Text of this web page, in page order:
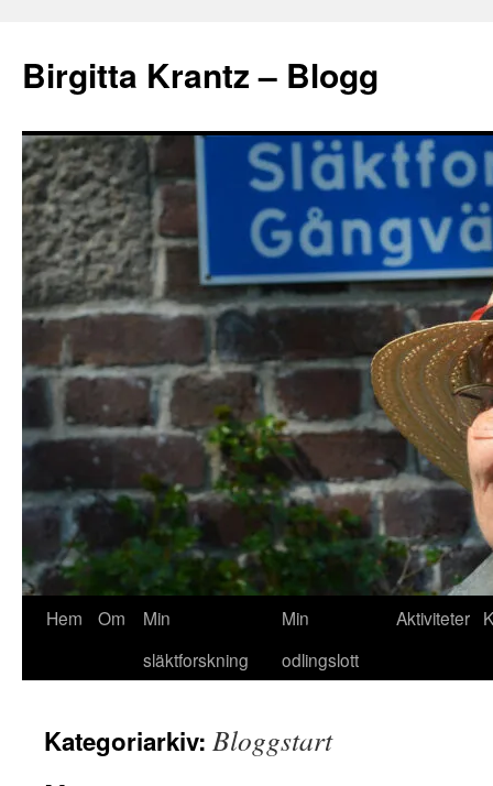
innehåll
Birgitta Krantz – Blogg
Hem Om
Min
släktforskning
Min
odlingslott
Aktiviteter
Kategoriarkiv: Bloggstart